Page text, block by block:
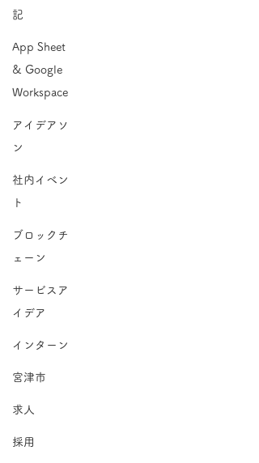
記
App Sheet
& Google
Workspace
アイデアソ
ン
社内イベン
ト
ブロックチ
ェーン
サービスア
イデア
インターン
宮津市
求人
採用